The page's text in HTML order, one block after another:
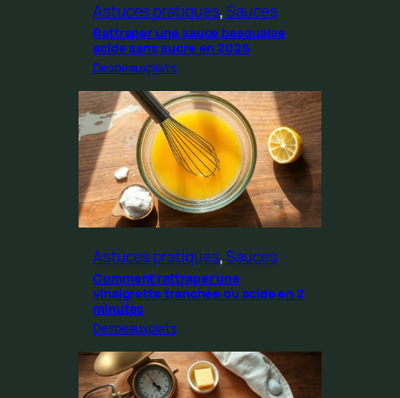
Astuces pratiques, Sauces
Rattraper une sauce basquaise
acide sans sucre en 2026
Desbeauxplats
Astuces pratiques, Sauces
Comment rattraper une
vinaigrette tranchée ou acide en 2
minutes
Desbeauxplats